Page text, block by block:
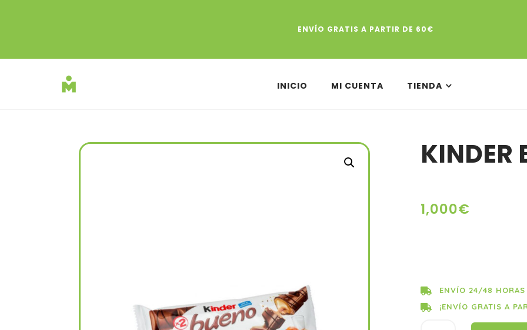
ENVÍO GRATIS A PARTIR DE 60€
INICIO MI CUENTA TIENDA
KINDER
1,000€
 ENVÍO 24/48 HORAS
 ¡ENVÍO GRATIS A